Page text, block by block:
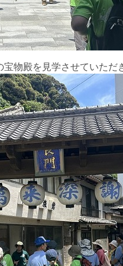
宝物殿を見学させていただ